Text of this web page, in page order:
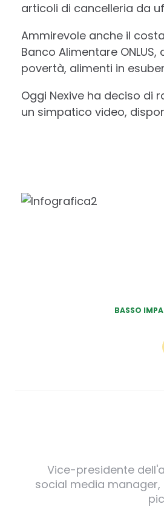
articoli di cancelleria da
Ammirevole anche il
Banco Alimentare
povertà, alimenti in
Oggi Nexive ha deciso di
un simpatico video,
BASSO
Vice-presidente
social media manager,